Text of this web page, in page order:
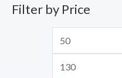
Filter by Price